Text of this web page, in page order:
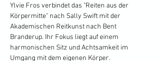
Ylvie Fros verbindet das "Reiten aus der
Körpermitte" nach Sally Swift mit der
Akademischen Reitkunst nach Bent
Branderup. Ihr Fokus liegt auf einem
harmonischen Sitz und Achtsamkeit im
Umgang mit dem eigenen Körper.